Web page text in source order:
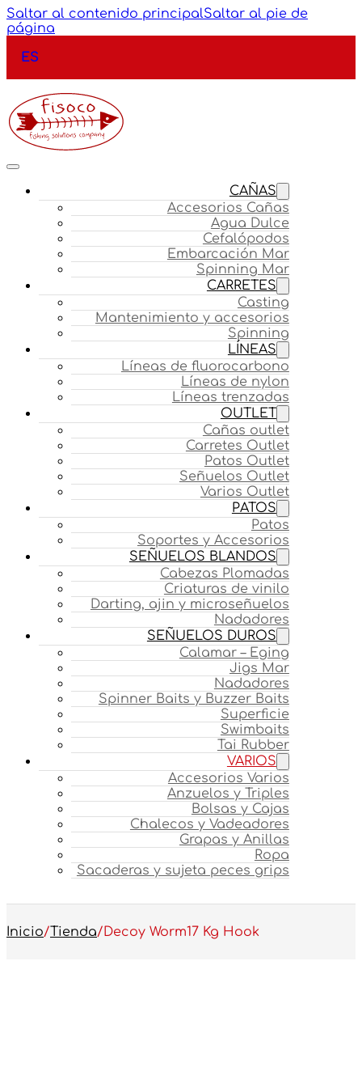
Saltar al contenido principalSaltar al pie de
página
ES
CAÑAS
Accesorios Cañas
Agua Dulce
Cefalópodos
Embarcación Mar
Spinning Mar
CARRETES
Casting
Mantenimiento y accesorios
Spinning
LÍNEAS
Líneas de fluorocarbono
Líneas de nylon
Líneas trenzadas
OUTLET
Cañas outlet
Carretes Outlet
Patos Outlet
Señuelos Outlet
Varios Outlet
PATOS
Patos
Soportes y Accesorios
SEÑUELOS BLANDOS
Cabezas Plomadas
Criaturas de vinilo
Darting, ajin y microseñuelos
Nadadores
SEÑUELOS DUROS
Calamar – Eging
Jigs Mar
Nadadores
Spinner Baits y Buzzer Baits
Superficie
Swimbaits
Tai Rubber
VARIOS
Accesorios Varios
Anzuelos y Triples
Bolsas y Cajas
Chalecos y Vadeadores
Grapas y Anillas
Ropa
Sacaderas y sujeta peces grips
Inicio/Tienda/Decoy Worm17 Kg Hook